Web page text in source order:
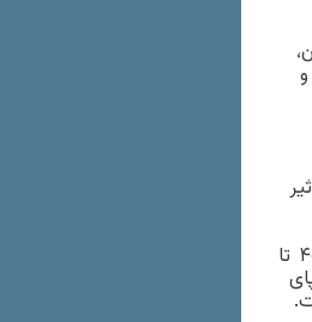
همه‌گیر آنفلوآنزای اسپانیایی شدند. در مجموع شمار قربانیان آنفلوآنزا در ایران بین ۹۱۰ هزار و ۴۰۰ تا
پای